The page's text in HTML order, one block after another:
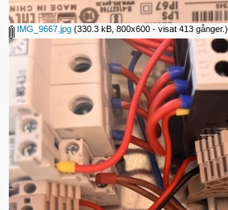
IMG_9667.jpg (330.3 kB, 800x600 - visat 413 gånger.)